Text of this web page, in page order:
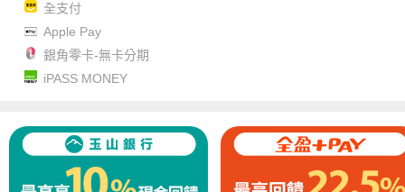
全支付
Apple Pay
銀角零卡-無卡分期
iPASS MONEY